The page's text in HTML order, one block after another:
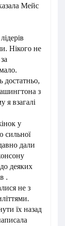
Мейс
Нікого не
достатньо,
з
я взагалі
у
сильної
дали
деяких
.
не з
їх назад